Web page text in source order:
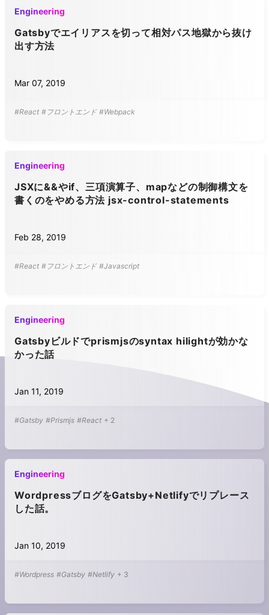
Engineering
Gatsbyでエイリアスを切って相対パス地獄から抜け
出す方法
Mar 07, 2019
#React #フロントエンド #Webpack
Engineering
JSXに&&やif、三項演算子、mapなどの制御構文を
書くのをやめる方法 jsx-control-statements
Feb 28, 2019
#React #フロントエンド #Javascript
Engineering
Gatsbyビルドでprismjsのsyntax hilightが効かな
かった話
Jan 11, 2019
#Gatsby #Prismjs #React + 2
Engineering
WordpressブログをGatsby+Netlifyでリプレース
した話。
Jan 10, 2019
#Wordpress #Gatsby #Netlify + 3